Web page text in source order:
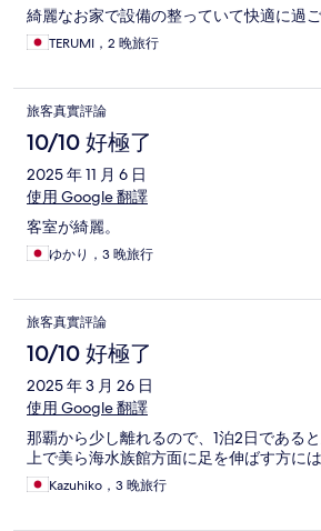
綺麗なお家で設備の整っていて快適に過
TERUMI，2 晚旅行
旅客真實評論
10/10 好極了
2025 年 11 月 6 日
使用 Google 翻譯
客室が綺麗。
ゆかり，3 晚旅行
旅客真實評論
10/10 好極了
2025 年 3 月 26 日
使用 Google 翻譯
那覇から少し離れるので、1泊2日である
上で美ら海水族館方面に足を伸ばす方には
Kazuhiko，3 晚旅行